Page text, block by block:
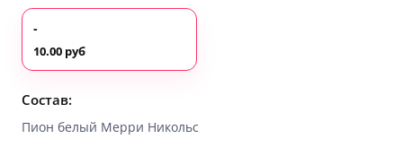
-
10.00 руб
Состав:
Пион белый Мерри Никольс